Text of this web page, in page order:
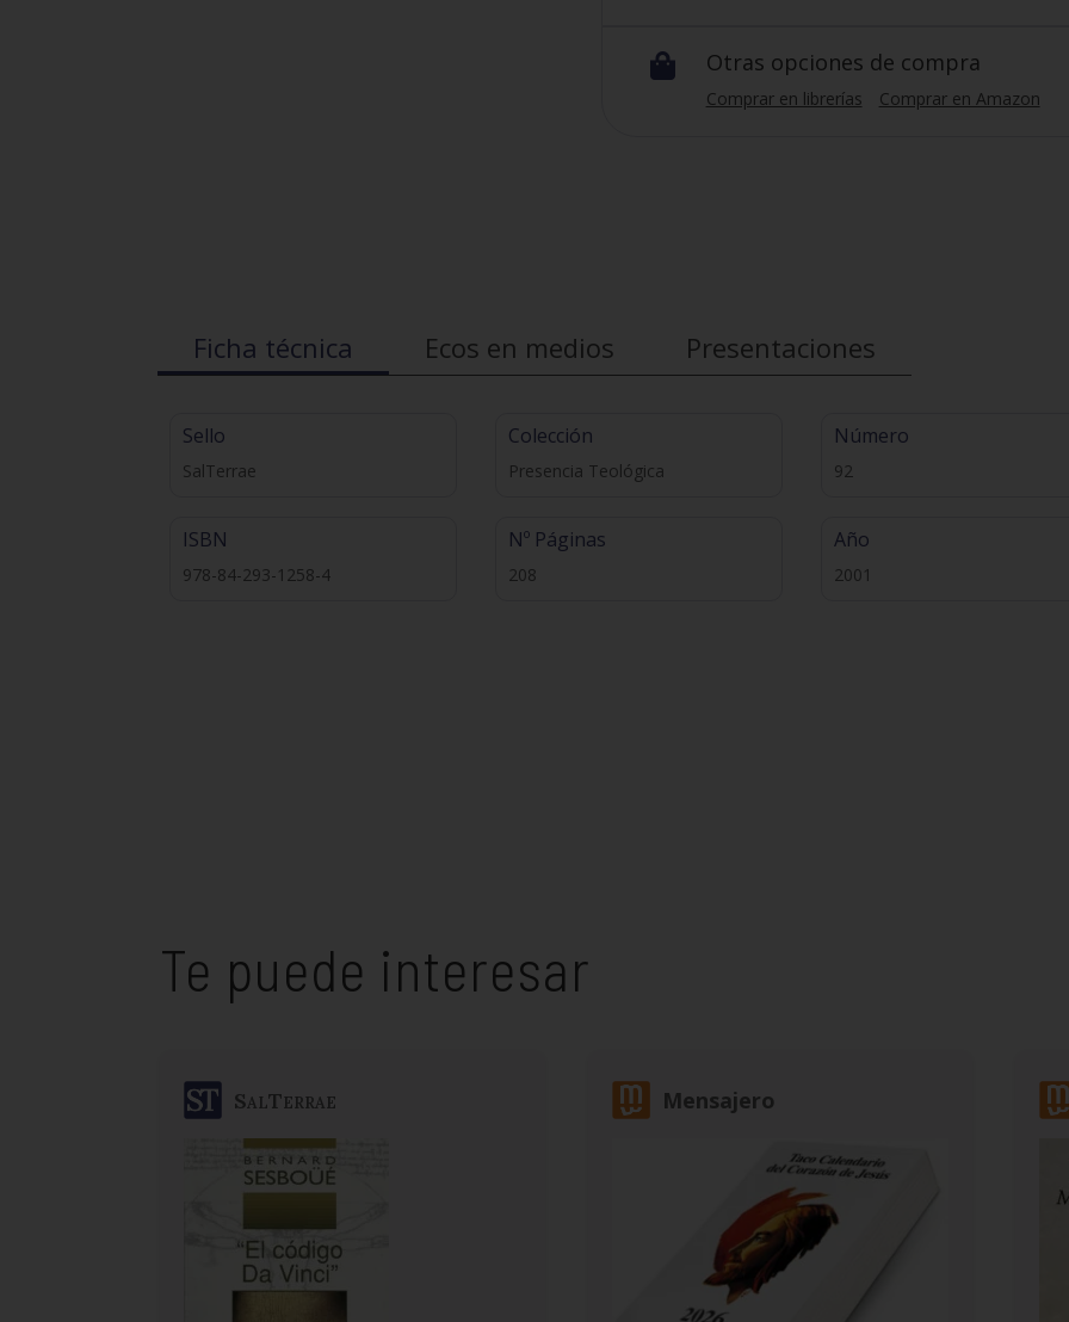
 Otras opciones de compra
Comprar en librerías Comprar en Amazon
Ficha técnica Ecos en medios Presentaciones
Sello
SalTerrae
ISBN
978-84-293-1258-4
Colección
Presencia Teológica
Nº Páginas
208
Número
92
Año
2001
Te puede interesar
SalTerrae Mensajero